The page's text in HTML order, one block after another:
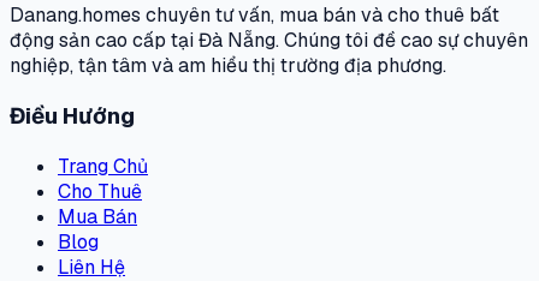
Danang.homes chuyên tư vấn, mua bán và cho thuê bất
động sản cao cấp tại Đà Nẵng. Chúng tôi đề cao sự chuyên
nghiệp, tận tâm và am hiểu thị trường địa phương.
Điều Hướng
Trang Chủ
Cho Thuê
Mua Bán
Blog
Liên Hệ